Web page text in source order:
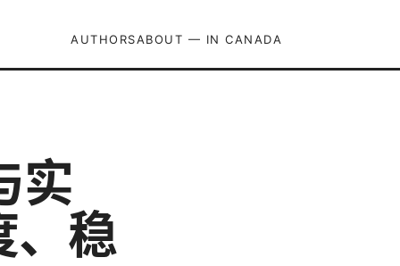
AUTHORSABOUT — IN CANADA
实
、稳